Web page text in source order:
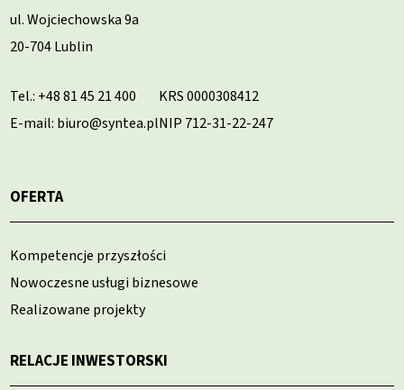
ul. Wojciechowska 9a
20-704 Lublin
Tel.: +48 81 45 21 400
E-mail: biuro@syntea.pl
KRS 0000308412
NIP 712-31-22-247
OFERTA
Kompetencje przyszłości
Nowoczesne usługi biznesowe
Realizowane projekty
RELACJE INWESTORSKI